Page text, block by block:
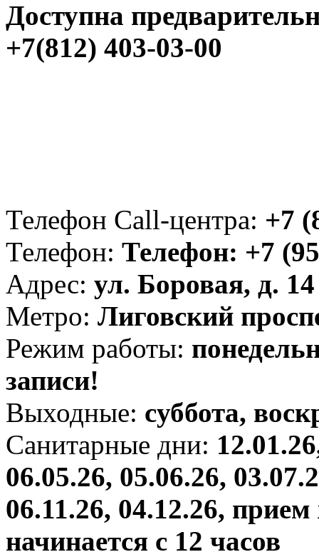
Доступна
+7(812) 403-03-00
Телефон Call-центра: +7
Телефон: Телефон: +7
Адрес: ул. Боровая, д.
Метро: Лиговский
Режим работы:
записи!
Выходные: cуббота,
Санитарные дни:
06.05.26, 05.06.26,
06.11.26, 04.12.26,
начинается с 12 часов